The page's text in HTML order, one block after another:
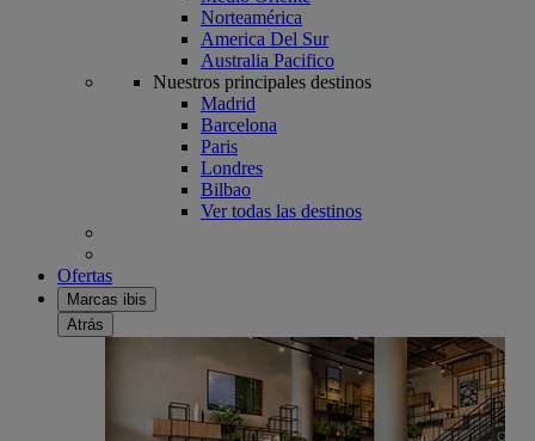
Norteamérica
America Del Sur
Australia Pacifico
Nuestros principales destinos
Madrid
Barcelona
Paris
Londres
Bilbao
Ver todas las destinos
Ofertas
Marcas ibis
Atrás